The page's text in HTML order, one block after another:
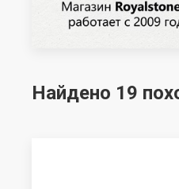
Найдено 19